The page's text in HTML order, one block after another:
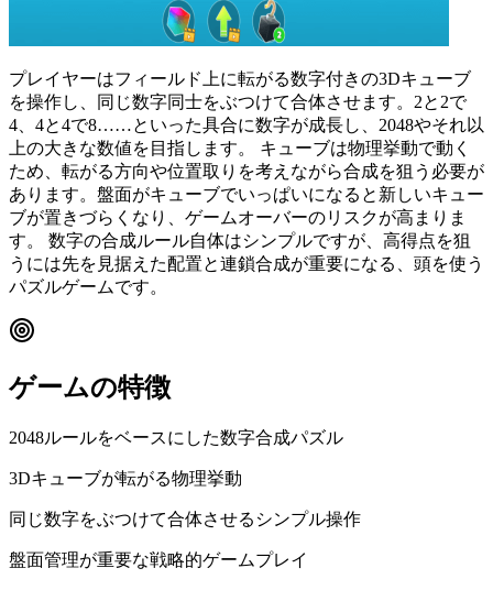
プレイヤーはフィールド上に転がる数字付きの3Dキューブ
を操作し、同じ数字同士をぶつけて合体させます。2と2で
4、4と4で8……といった具合に数字が成長し、2048やそれ以
上の大きな数値を目指します。 キューブは物理挙動で動く
ため、転がる方向や位置取りを考えながら合成を狙う必要が
あります。盤面がキューブでいっぱいになると新しいキュー
ブが置きづらくなり、ゲームオーバーのリスクが高まりま
す。 数字の合成ルール自体はシンプルですが、高得点を狙
うには先を見据えた配置と連鎖合成が重要になる、頭を使う
パズルゲームです。
ゲームの特徴
2048ルールをベースにした数字合成パズル
3Dキューブが転がる物理挙動
同じ数字をぶつけて合体させるシンプル操作
盤面管理が重要な戦略的ゲームプレイ